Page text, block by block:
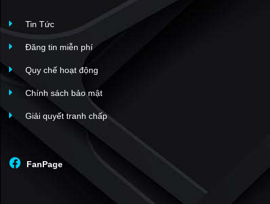
Tin Tức
Đăng tin miễn phí
Quy chế hoạt động
Chính sách bảo mật
Giải quyết tranh chấp
FanPage